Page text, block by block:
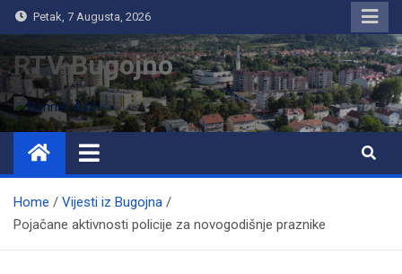
Petak, 7 Augusta, 2026
RTV Bugojno
Home
Vijesti iz Bugojna
Pojačane aktivnosti policije za novogodišnje praznike